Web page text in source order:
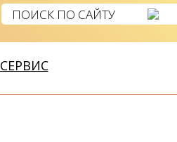
СЕРВИС